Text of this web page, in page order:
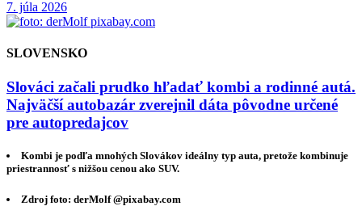
7. júla 2026
SLOVENSKO
Slováci začali prudko hľadať kombi a rodinné autá.
Najväčší autobazár zverejnil dáta pôvodne určené
pre autopredajcov
Kombi je podľa mnohých Slovákov ideálny typ auta, pretože kombinuje
priestrannosť s nižšou cenou ako SUV.
Zdroj foto: derMolf @pixabay.com